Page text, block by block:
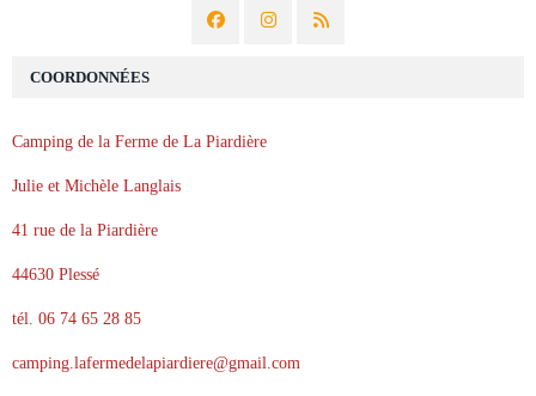
COORDONNÉES
Camping de la Ferme de La Piardière
Julie et Michèle Langlais
41 rue de la Piardière
44630 Plessé
tél. 06 74 65 28 85
camping.lafermedelapiardiere@gmail.com